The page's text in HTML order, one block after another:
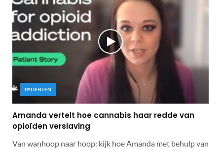
PATIËNTEN
Amanda vertelt hoe cannabis haar redde van
opioïden verslaving
Van wanhoop naar hoop: kijk hoe Amanda met behulp van